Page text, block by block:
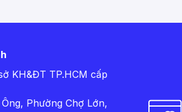
KH&ĐT TP.HCM cấp
Phường Chợ Lớn,